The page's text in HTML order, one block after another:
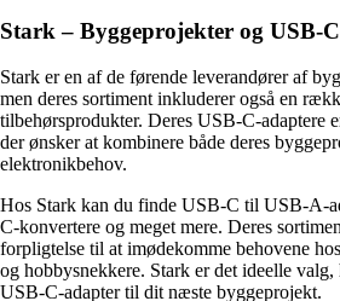
Stark – Byggeprojekter og USB-
Stark er en af de førende leverandører af
men deres sortiment inkluderer også en
tilbehørsprodukter. Deres USB-C-adaptere
der ønsker at kombinere både deres
elektronikbehov.
Hos Stark kan du finde USB-C til USB-A-
C-konvertere og meget mere. Deres
forpligtelse til at imødekomme behovene
og hobbysnekkere. Stark er det ideelle
USB-C-adapter til dit næste byggeprojekt.